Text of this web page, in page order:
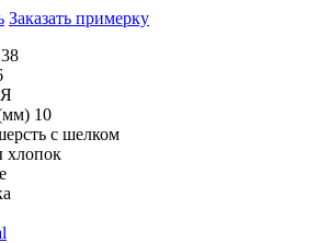
Заказать примерку
10
с шелком
хлопок